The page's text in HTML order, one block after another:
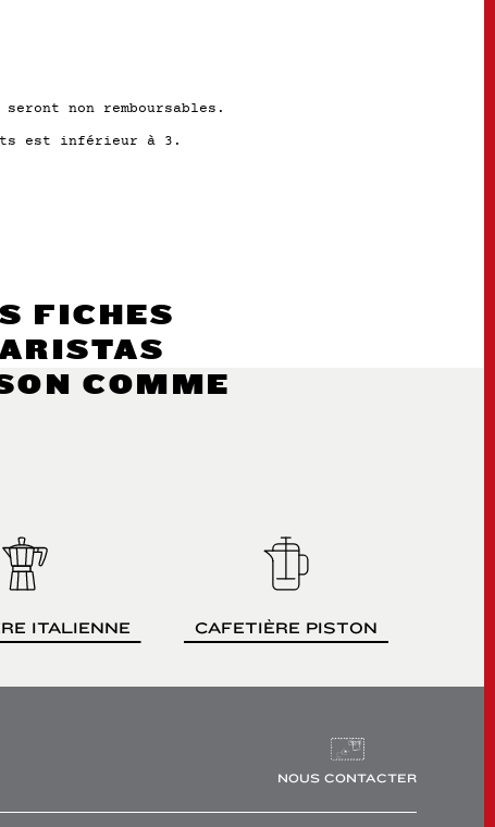
non remboursables.
est inférieur à 3.
FICHES
COMME
ITALIENNE CAFETIÈRE PISTON
NOUS CONTACTER